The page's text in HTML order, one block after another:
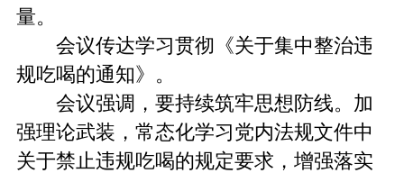
量。
会议传达学习贯彻《关于集中整治违
规吃喝的通知》。
会议强调，要持续筑牢思想防线。‌加
强理论武装，常态化学习党内法规文件中
关于禁止违规吃喝的规定要求，增强落实